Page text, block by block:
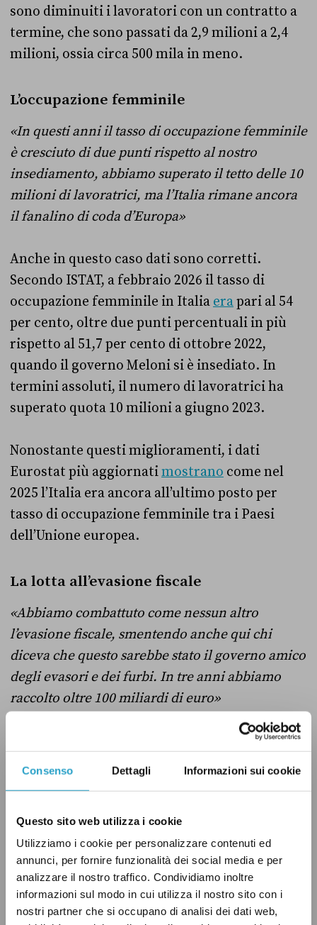
Consenso Dettagli Informazioni sui cookie
Questo sito web utilizza i cookie
Utilizziamo i cookie per personalizzare contenuti ed
annunci, per fornire funzionalità dei social media e per
analizzare il nostro traffico. Condividiamo inoltre
informazioni sul modo in cui utilizza il nostro sito con i
nostri partner che si occupano di analisi dei dati web,
sono diminuiti i lavoratori con un contratto a
termine, che sono passati da 2,9 milioni a 2,4
milioni, ossia circa 500 mila in meno.
L’occupazione femminile
«In questi anni il tasso di occupazione femminile
è cresciuto di due punti rispetto al nostro
insediamento, abbiamo superato il tetto delle 10
milioni di lavoratrici, ma l’Italia rimane ancora
il fanalino di coda d’Europa»
Anche in questo caso dati sono corretti.
Secondo ISTAT, a febbraio 2026 il tasso di
occupazione femminile in Italia erapari al 54
per cento, oltre due punti percentuali in più
rispetto al 51,7 per cento di ottobre 2022,
quando il governo Meloni si è insediato. In
termini assoluti, il numero di lavoratrici ha
superato quota 10 milioni a giugno 2023.
Nonostante questi miglioramenti, i dati
Eurostat più aggiornatimostrano come nel
2025 l’Italia era ancora all’ultimo posto per
tasso di occupazione femminile tra i Paesi
dell’Unione europea.
La lotta all’evasione fiscale
«Abbiamo combattuto come nessun altro
l’evasione fiscale, smentendo anche qui chi
diceva che questo sarebbe stato il governo amico
degli evasori e dei furbi. In tre anni abbiamo
raccolto oltre 100 miliardi di euro»
Qui la presidente del Consiglio esagera. Come
abbiamo raccontato
in un altro fact-checking
dell’Agenzia delle entrate dal 2023 a oggi
stati recuperaticirca 80 miliardi di euro, e
questa cifra si inserisce in un aumento del
recupero dell’evasione fiscale che è in crescita
da almeno un decennio.